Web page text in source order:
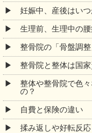
妊娠中、産後はい
生理前、生理中の
整骨院の「骨盤調
整骨院と整体は国
整体や整骨院で色
の？
自費と保険の違い
揉み返しや好転反